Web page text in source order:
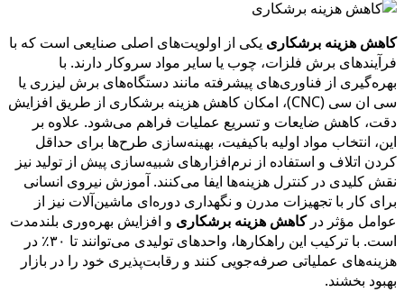
کاهش هزینه برشکاری یکی از اولویت‌های اصلی صنایعی است که با
فرآیندهای برش فلزات، چوب یا سایر مواد سروکار دارند. با
بهره‌گیری از فناوری‌های پیشرفته مانند دستگاه‌های برش لیزری یا
سی ان سی (CNC)، امکان کاهش هزینه برشکاری از طریق افزایش
دقت، کاهش ضایعات و تسریع عملیات فراهم می‌شود. علاوه بر
این، انتخاب مواد اولیه باکیفیت، بهینه‌سازی طرح‌ها برای حداقل
کردن اتلاف و استفاده از نرم‌افزارهای شبیه‌سازی پیش از تولید نیز
نقش کلیدی در کنترل هزینه‌ها ایفا می‌کنند. آموزش نیروی انسانی
برای کار با تجهیزات مدرن و نگهداری دوره‌ای ماشین‌آلات نیز از
عوامل مؤثر درکاهش هزینه برشکاری و افزایش بهره‌وری بلندمدت
است. با ترکیب این راهکارها، واحدهای تولیدی می‌توانند تا ۳۰٪ در
هزینه‌های عملیاتی صرفه‌جویی کنند و رقابت‌پذیری خود را در بازار
بهبود بخشند.